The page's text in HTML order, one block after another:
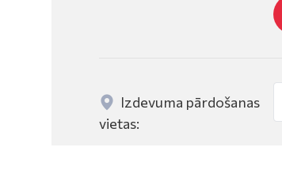
Izdevuma pārdošanas
vietas: